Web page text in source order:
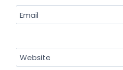
Email
Website